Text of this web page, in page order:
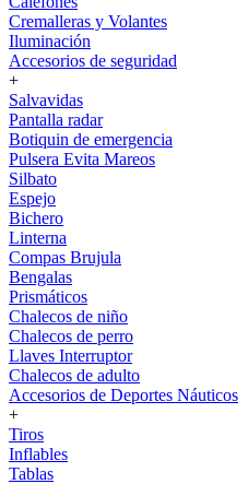
Cremalleras y Volantes
Iluminación
Accesorios de seguridad
+
Salvavidas
Pantalla radar
Botiquin de emergencia
Pulsera Evita Mareos
Silbato
Espejo
Bichero
Linterna
Compas Brujula
Bengalas
Prismáticos
Chalecos de niño
Chalecos de perro
Llaves Interruptor
Chalecos de adulto
Accesorios de Deportes Náuticos
+
Tiros
Inflables
Tablas